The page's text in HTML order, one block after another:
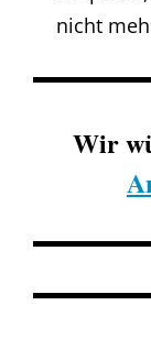
nicht
Wir